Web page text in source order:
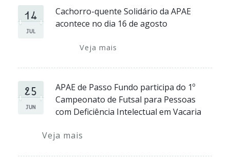
14
JUL
Cachorro-quente Solidário da APAE
acontece no dia 16 de agosto
Veja mais
25
JUN
APAE de Passo Fundo participa do 1º
Campeonato de Futsal para Pessoas
com Deficiência Intelectual em Vacaria
Veja mais